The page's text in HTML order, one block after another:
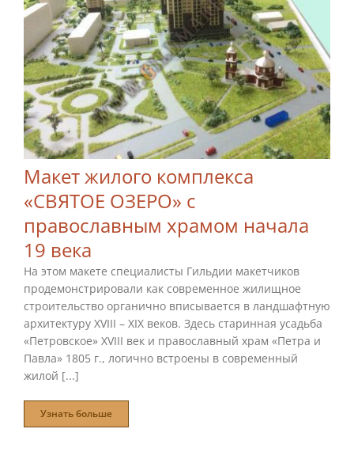
Макет жилого комплекса «СВЯТОЕ ОЗЕРО»
с православным храмом начала 19 века
Макет жилого комплекса
«СВЯТОЕ ОЗЕРО» с
православным храмом начала
19 века
На этом макете специалисты Гильдии макетчиков
продемонстрировали как современное жилищное
строительство органично вписывается в ландшафтную
архитектуру ХVIII – XIX веков. Здесь старинная усадьба
«Петровское» XVIII век и православный храм «Петра и
Павла» 1805 г., логично встроены в современный
жилой [...]
Узнать больше